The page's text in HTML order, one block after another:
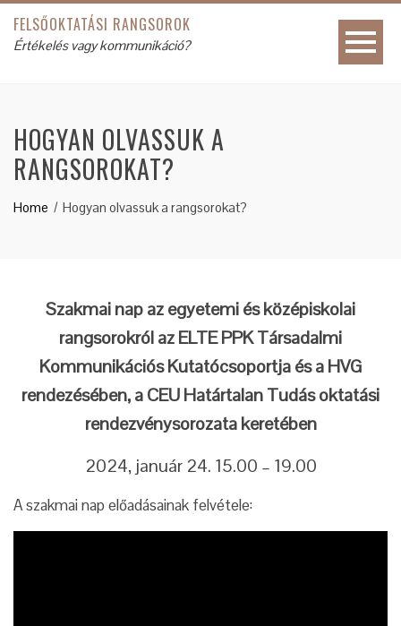
FELSŐOKTATÁSI RANGSOROK
Értékelés vagy kommunikáció?
HOGYAN OLVASSUK A
RANGSOROKAT?
Home Hogyan olvassuk a rangsorokat?
Szakmai nap az egyetemi és középiskolai
rangsorokról az ELTE PPK Társadalmi
Kommunikációs Kutatócsoportja és a HVG
rendezésében, a CEU Határtalan Tudás oktatási
rendezvénysorozata keretében
2024, január 24. 15.00 – 19.00
A szakmai nap előadásainak felvétele: